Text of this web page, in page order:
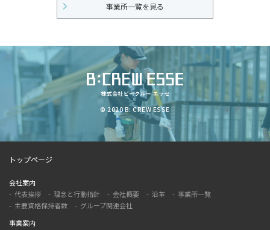
事業所一覧を見る
© 2020 B: CREW ESSE
トップページ
会社案内
代表挨拶
理念と行動指針 会社概要 沿革
事業所一覧
主要資格保持者数
グループ関連会社
事業案内